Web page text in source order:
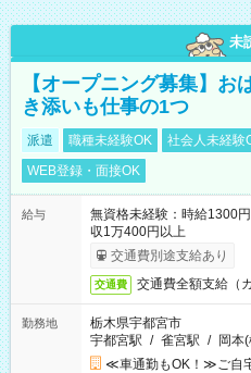
未
【オープニング募集】お
き添いも仕事の1つ
派遣 職種未経験OK 社会人未経験
WEB登録・面接OK
給与
無資格未経験：時給
収1万400円以上
交通費別途支給あり
交通費 交通費全額支給（
勤務地
栃木県宇都宮市
宇都宮駅 / 雀宮駅 / 岡本
≪車通勤もOK！≫ご自